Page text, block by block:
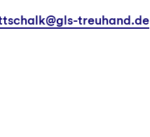
treuhand.de